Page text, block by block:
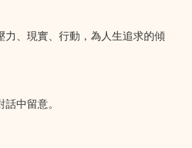
力、現實、行動，為人生追求的傾
中留意。